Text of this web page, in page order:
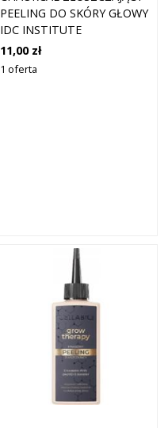
PEELING DO SKÓRY GŁOWY
IDC INSTITUTE
11,00 zł
1 oferta